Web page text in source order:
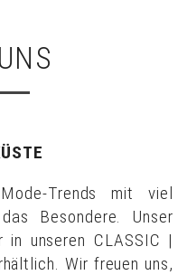
Trends mit viel
Besondere. Unser
unseren CLASSIC |
Wir freuen uns,